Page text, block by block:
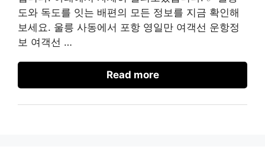
도와 독도를 잇는 배편의 모든 정보를 지금 확인해
보세요. 울릉 사동에서 포항 영일만 여객선 운항정
보 여객선 …
Read more